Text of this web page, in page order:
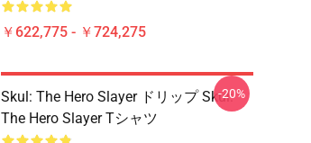
￥622,775 - ￥724,275
Skul: The Hero Slayer ドリップ Skul:
The Hero Slayer Tシャツ
-20%